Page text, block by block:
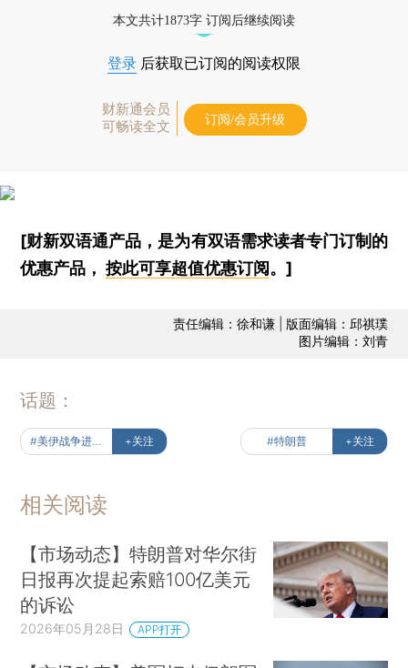
本文共计1873字 订阅后继续阅读
登录 后获取已订阅的阅读权限
财新通会员
可畅读全文
订阅/会员升级
[财新双语通产品，是为有双语需求读者专门订制的
优惠产品，按此可享超值优惠订阅。]
责任编辑：徐和谦 | 版面编辑：邱祺璞
图片编辑：刘青
话题：
+关注 #特朗普 +关注
相关阅读
【市场动态】特朗普对华尔街
日报再次提起索赔100亿美元
的诉讼
2026年05月28日 APP打开